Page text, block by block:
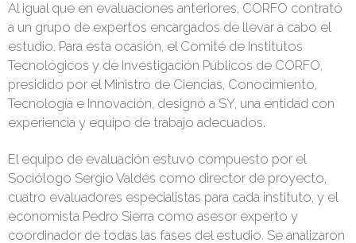
Al igual que en evaluaciones anteriores, CORFO contrató
a un grupo de expertos encargados de llevar a cabo el
estudio. Para esta ocasión, el Comité de Institutos
Tecnológicos y de Investigación Públicos de CORFO,
presidido por el Ministro de Ciencias, Conocimiento,
Tecnología e Innovación, designó a SY, una entidad con
experiencia y equipo de trabajo adecuados.
El equipo de evaluación estuvo compuesto por el
Sociólogo Sergio Valdés como director de proyecto,
cuatro evaluadores especialistas para cada instituto, y el
economista Pedro Sierra como asesor experto y
coordinador de todas las fases del estudio. Se analizaron